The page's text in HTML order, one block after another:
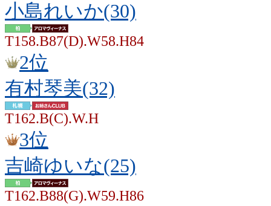
小島れいか(30)
T158.B87(D).W58.H84
2位
有村琴美(32)
T162.B(C).W.H
3位
吉崎ゆいな(25)
T162.B88(G).W59.H86